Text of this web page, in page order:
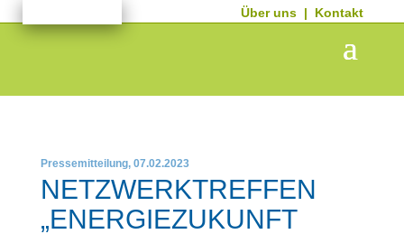
Über uns | Kontakt
Pressemitteilung, 07.02.2023
NETZWERKTREFFEN
„ENERGIEZUKUNFT